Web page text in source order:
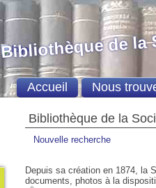
Bibliothèque de la
Nouvelle recherche
Depuis sa création en 1874, la
documents, photos à la
Bibliothèque de la
Accueil Nous